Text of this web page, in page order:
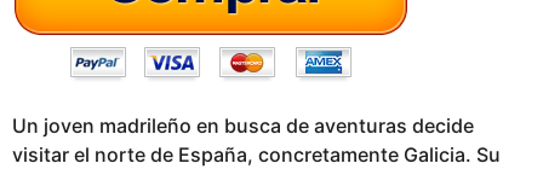
Un joven madrileño en busca de aventuras decide
visitar el norte de España, concretamente Galicia. Su